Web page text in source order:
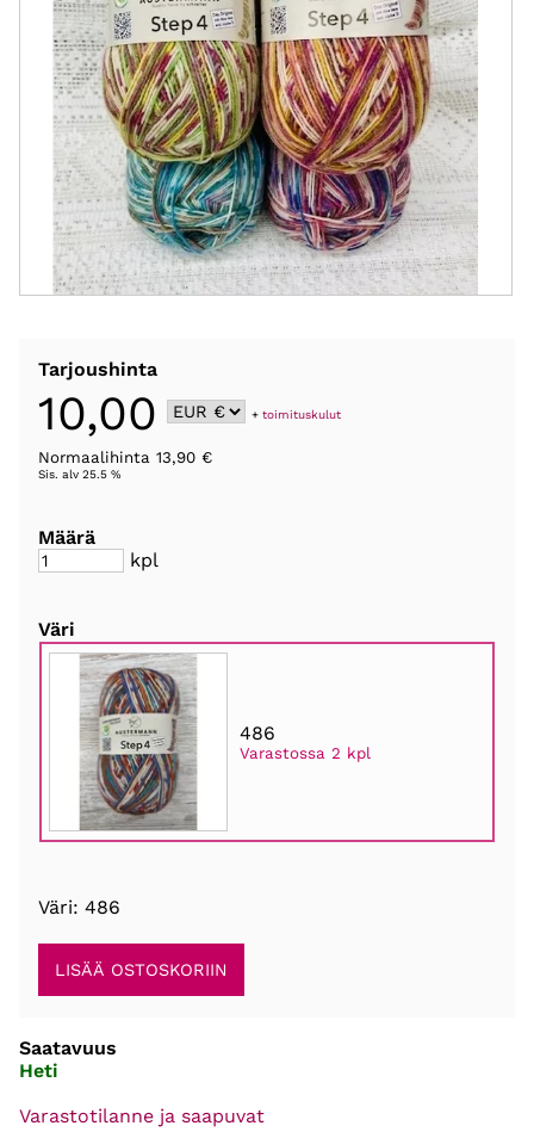
Tarjoushinta
10,00 +toimituskulut
Normaalihinta 13,90 €
Sis. alv 25.5 %
Määrä
kpl
Väri
486
Varastossa 2 kpl
Väri: 486
Saatavuus
Heti
Varastotilanne ja saapuvat